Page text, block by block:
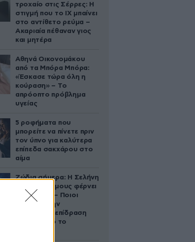
τροχαίο στις Σέρρες: Η
στιγμή που το ΙΧ μπαίνει
στο αντίθετο ρεύμα –
Ακαριαία πέθαναν γιος
και μητέρα
Αθηνά Οικονομάκου
από τα Μπόρα Μπόρα:
«Έσκασε τώρα όλη η
κούραση» – Το
απρόοπτο πρόβλημα
υγείας
5 ροφήματα που
μπορείτε να πίνετε πριν
τον ύπνο για καλύτερα
επίπεδα σακχάρου στο
αίμα
Ζώδια σήμερα: Η Σελήνη
στους Διδύμους φέρνει
ανατροπές – Ποιοι
δέχονται την
ευεργετική επίδραση
του Δία από το